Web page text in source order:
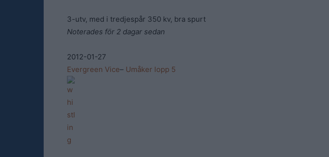
3-utv, med i tredjespår 350 kv, bra spurt
Noterades för 2 dagar sedan
2012-01-27
Evergreen Vice– Umåker lopp 5